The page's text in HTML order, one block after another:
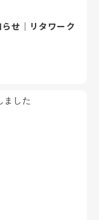
せ｜リタワーク